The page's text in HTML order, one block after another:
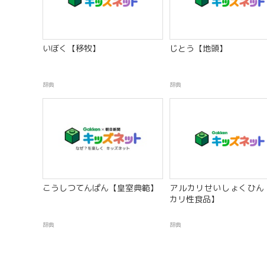
いぼく【移牧】
辞典
じとう【地頭】
辞典
こうしつてんぱん【皇室典範】
辞典
アルカリせいしょくひん
カリ性食品】
辞典